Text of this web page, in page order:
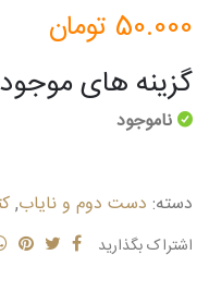
50.000 تومان
گزینه های موجود
ناموجود
دسته: دست دوم و نایاب,
اشتراک بگذارید